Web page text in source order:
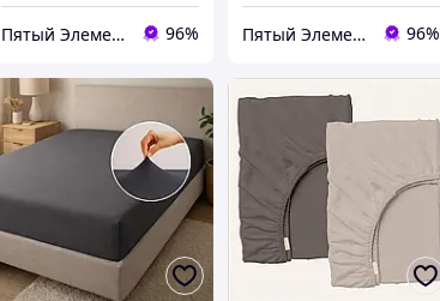
Пятый Элемент - всё, что вам нужно 96% Пятый Элемент - всё, что вам нужно 96%